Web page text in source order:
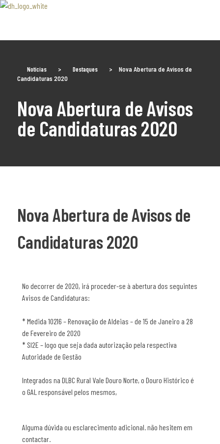
Notícias > Destaques >
Nova Abertura de Avisos de
Candidaturas 2020
Nova Abertura de Avisos
de Candidaturas 2020
Nova Abertura de Avisos de
Candidaturas 2020
No decorrer de 2020, irá proceder-se à abertura dos seguintes
Avisos de Candidaturas:
* Medida 10216 – Renovação de Aldeias – de 15 de Janeiro a 28
de Fevereiro de 2020
* SI2E – logo que seja dada autorização pela respectiva
Autoridade de Gestão
Integrados na DLBC Rural Vale Douro Norte, o Douro Histórico é
o GAL responsável pelos mesmos,
Alguma dúvida ou esclarecimento adicional. não hesitem em
contactar.